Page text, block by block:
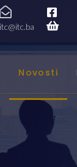
itc@itc.ba
Novosti